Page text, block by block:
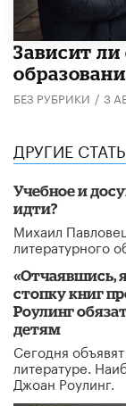
Зависит ли
БЕЗ РУБРИКИ / 3
ДРУГИЕ
Учебное и
идти?
Михаил
литературного
«Отчаявшись,
стопку книг
Роулинг
детям
Сегодня
литературе.
Джоан Роулинг.